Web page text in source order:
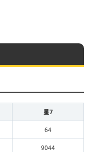
星7
64
9044